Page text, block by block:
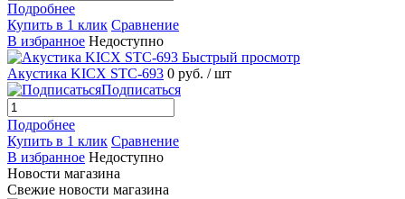
Подробнее
Купить в 1 клик Сравнение
В избранное Недоступно
Быстрый просмотр
Акустика KICX STC-693 0 руб. / шт
Подписаться
Подробнее
Купить в 1 клик Сравнение
В избранное Недоступно
Новости магазина
Свежие новости магазина